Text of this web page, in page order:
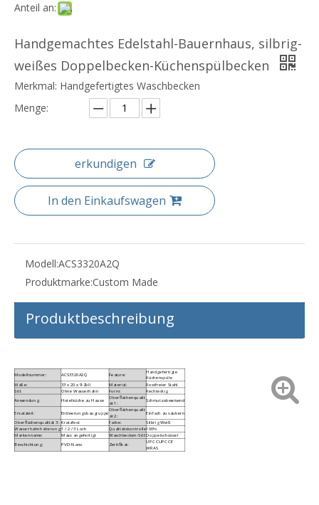
Anteil an:
Handgemachtes Edelstahl-Bauernhaus, silbrig-
weißes Doppelbecken-Küchenspülbecken
Merkmal: Handgefertigtes Waschbecken
Menge:
erkundigen
In den Einkaufswagen
Modell:ACS3320A2Q
Produktmarke:Custom Made
Produktbeschreibung
Modellnummer: ACS3320A2Q Feature:
Handgefertigte
Küchenspüle
Maße:
33 x 20 x 9 Zoll Material:
Rostfreier Stahl
Stil:
Ohne Wasserhahn Form:
Rechteckig
Anwendung:
Hotelküche zu Hause
Oberflächenqualit
ät 1:
Schmutzabweisend
Ersatzteil: EntleerungsbaugruppeOberflächenqualit
ät 2:
Einfach zu säubern
Oberflächenqualität 3: Kratzfest Farbe:
Silbrig Weiß
Wasserhahnhalterung:1 / 2 / 3 Loch Qualitätskontrolle100%
Markenname:
Mass angefertigt Waschbecken-Stil:Doppelschüssel
Beschichtung:
PVD-Nano Zertifikat:
UPC CUPC CE
WRAS